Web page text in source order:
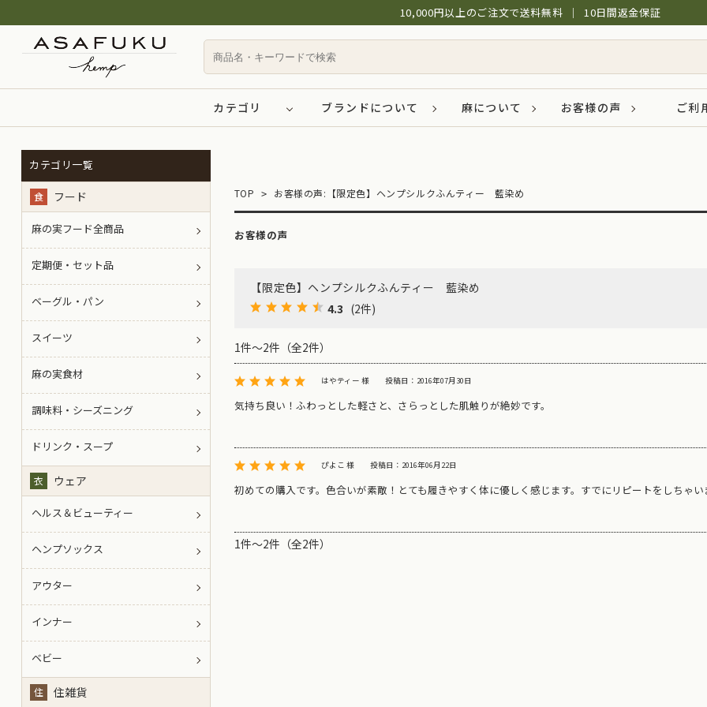
10,000円以上のご注文で送料無料 │ 10日間返金保証
カテゴリ ブランドについて 麻について お客様の声 ご利
TOP お客様の声:【限定色】ヘンプシルクふんティー 藍染め
お客様の声
【限定色】ヘンプシルクふんティー 藍染め
4.3 (2件)
1件～2件（全2件）
はやティー 様 投稿日：2016年07月30日
気持ち良い！ふわっとした軽さと、さらっとした肌触りが絶妙です。
ぴよこ 様 投稿日：2016年06月22日
初めての購入です。色合いが素敵！とても履きやすく体に優しく感じます。すでにリピートをしちゃ
1件～2件（全2件）
カテゴリ一覧
食 フード
麻の実フード全商品
定期便・セット品
ベーグル・パン
スイーツ
麻の実食材
調味料・シーズニング
ドリンク・スープ
衣 ウェア
ヘルス＆ビューティー
ヘンプソックス
アウター
インナー
ベビー
住 住雑貨